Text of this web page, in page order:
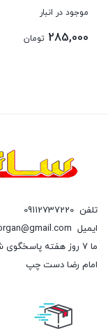
در انبار
تومان
تلفن 09112737220
ایمیل
ما 7 روز هفته
امام رضا دست چپ